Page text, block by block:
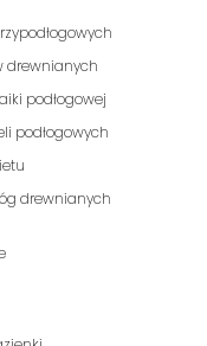
drewnianych
podłogowej
podłogowych
drewnianych